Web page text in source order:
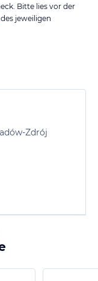
Bitte lies vor der
des jeweiligen
Zdrój